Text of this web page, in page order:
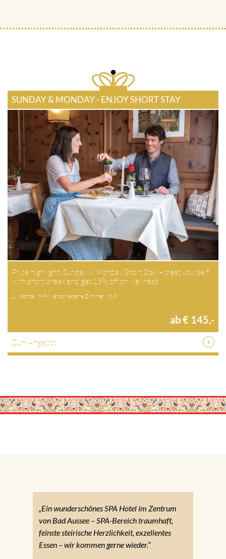
SUNDAY & MONDAY - ENJOY SHORT STAY
Price highlight: Sunday & Monday Short Stay – treat yourself
with short break and get 15% off on wellness…
1 Nächte / HP / verschiedene Zimmer / p.P.
ab € 145,-
Zum Angebot
„Ein wunderschönes SPA Hotel im Zentrum
von Bad Aussee – SPA-Bereich traumhaft,
feinste steirische Herzlichkeit, exzellentes
Essen – wir kommen gerne wieder.“